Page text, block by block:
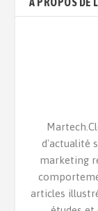
d'actualité
marketing
articles